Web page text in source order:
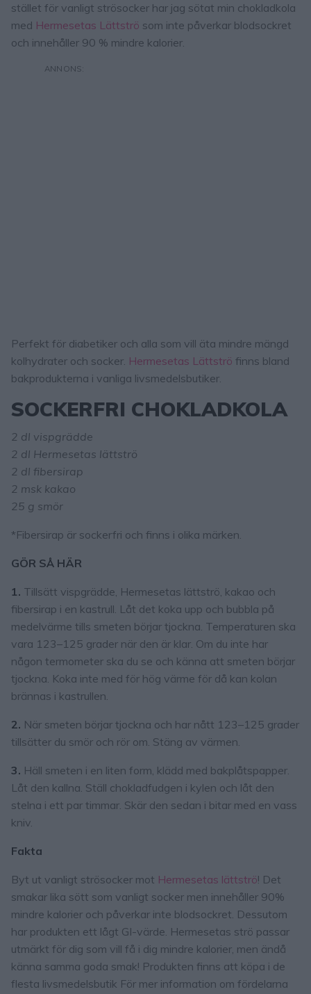
stället för vanligt strösocker har jag sötat min chokladkola
med Hermesetas Lättströ som inte påverkar blodsockret
och innehåller 90 % mindre kalorier.
Perfekt för diabetiker och alla som vill äta mindre mängd
kolhydrater och socker. Hermesetas Lättströ finns bland
bakprodukterna i vanliga livsmedelsbutiker.
SOCKERFRI CHOKLADKOLA
2 dl vispgrädde
2 dl Hermesetas lättströ
2 dl fibersirap
2 msk kakao
25 g smör
*Fibersirap är sockerfri och finns i olika märken.
GÖR SÅ HÄR
1. Tillsätt vispgrädde, Hermesetas lättströ, kakao och
fibersirap i en kastrull. Låt det koka upp och bubbla på
medelvärme tills smeten börjar tjockna. Temperaturen ska
vara 123–125 grader när den är klar. Om du inte har
någon termometer ska du se och känna att smeten börjar
tjockna. Koka inte med för hög värme för då kan kolan
brännas i kastrullen.
2. När smeten börjar tjockna och har nått 123–125 grader
tillsätter du smör och rör om. Stäng av värmen.
3. Häll smeten i en liten form, klädd med bakplåtspapper.
Låt den kallna. Ställ chokladfudgen i kylen och låt den
stelna i ett par timmar. Skär den sedan i bitar med en vass
kniv.
Fakta
Byt ut vanligt strösocker mot Hermesetas lättströ! Det
smakar lika sött som vanligt socker men innehåller 90%
mindre kalorier och påverkar inte blodsockret. Dessutom
har produkten ett lågt GI-värde. Hermesetas strö passar
utmärkt för dig som vill få i dig mindre kalorier, men ändå
känna samma goda smak! Produkten finns att köpa i de
flesta livsmedelsbutik För mer information om fördelarna